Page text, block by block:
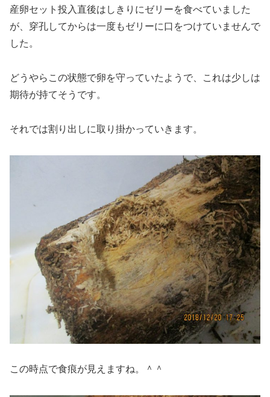
産卵セット投入直後はしきりにゼリーを食べていました
が、穿孔してからは一度もゼリーに口をつけていませんで
した。
どうやらこの状態で卵を守っていたようで、これは少しは
期待が持てそうです。
それでは割り出しに取り掛かっていきます。
この時点で食痕が見えますね。＾＾